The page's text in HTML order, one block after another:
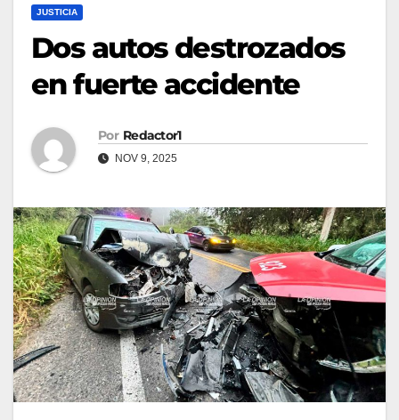
JUSTICIA
Dos autos destrozados
en fuerte accidente
Por Redactor1
NOV 9, 2025